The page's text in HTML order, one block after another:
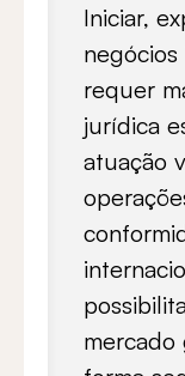
Iniciar,
requer
jurídica
atuação
mercado